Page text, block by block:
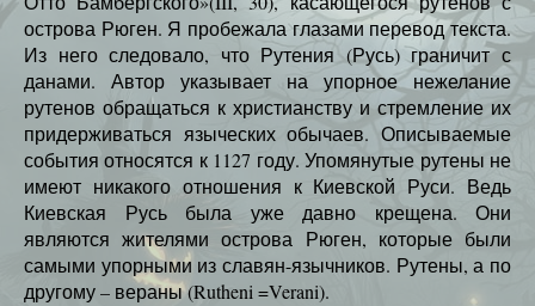
острова Рюген. Я пробежала глазами перевод текста.
Из него следовало, что Рутения (Русь) граничит с
данами. Автор указывает на упорное нежелание
рутенов обращаться к христианству и стремление их
придерживаться языческих обычаев. Описываемые
события относятся к 1127 году. Упомянутые рутены не
имеют никакого отношения к Киевской Руси. Ведь
Киевская Русь была уже давно крещена. Они
являются жителями острова Рюген, которые были
самыми упорными из славян-язычников. Рутены, а по
другому – вераны (Rutheni =Verani).